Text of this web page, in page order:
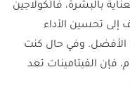
بالبشرة، فالكولاجين
إلى تحسين الأداء
الأفضل. وفي حال كنت
الفيتامينات تعد